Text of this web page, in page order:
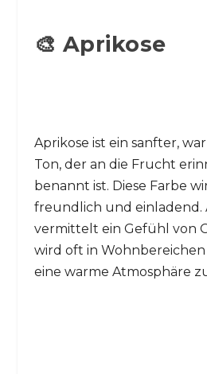
🎨 Aprikose
Aprikose ist ein sanfter,
Ton, der an die Frucht
benannt ist. Diese Farbe
freundlich und einladend.
vermittelt ein Gefühl von
wird oft in
eine warme Atmosphäre